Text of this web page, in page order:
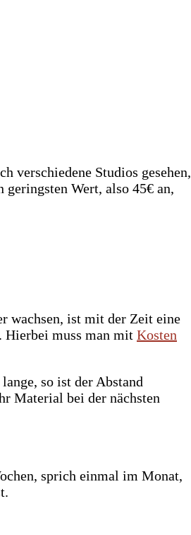
verschiedene Studios gesehen,
Wert, also 45€ an,
wachsen, ist mit der Zeit eine
Hierbei muss man mit Kosten
so ist der Abstand
Material bei der nächsten
sprich einmal im Monat,